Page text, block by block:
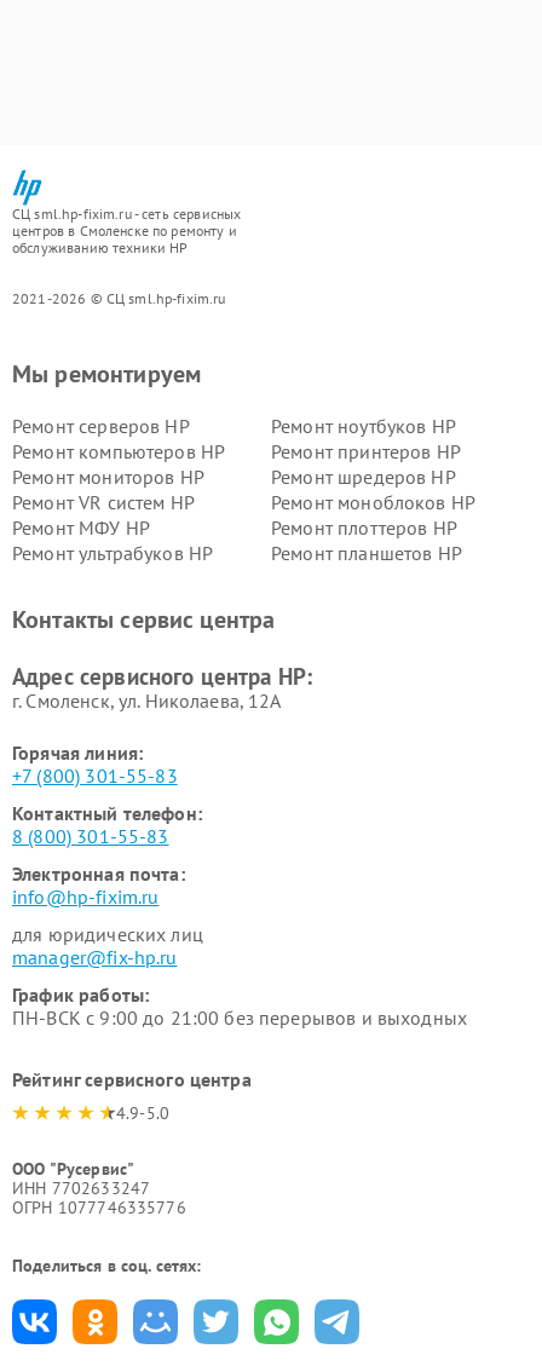
СЦ sml.hp-fixim.ru - сеть сервисных
центров в Смоленске по ремонту и
обслуживанию техники HP
2021-2026 © СЦ sml.hp-fixim.ru
Мы ремонтируем
Ремонт серверов HP
Ремонт ноутбуков HP
Ремонт компьютеров HP
Ремонт принтеров HP
Ремонт мониторов HP
Ремонт шредеров HP
Ремонт VR систем HP
Ремонт моноблоков HP
Ремонт МФУ HP
Ремонт плоттеров HP
Ремонт ультрабуков HP
Ремонт планшетов HP
Контакты сервис центра
Адрес сервисного центра HP:
г. Смоленск, ул. Николаева, 12А
Горячая линия:
+7 (800) 301-55-83
Контактный телефон:
8 (800) 301-55-83
Электронная почта:
info@hp-fixim.ru
для юридических лиц
manager@fix-hp.ru
График работы:
ПН-ВСК с 9:00 до 21:00 без перерывов и выходных
Рейтинг сервисного центра
4.9-5.0
ООО "Русервис"
ИНН 7702633247
ОГРН 1077746335776
Поделиться в соц. сетях: